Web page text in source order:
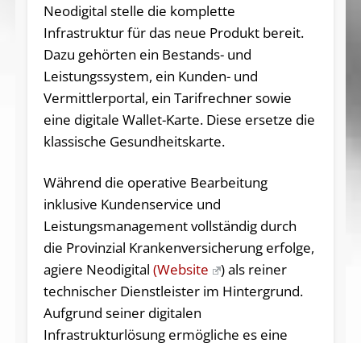
Neodigital stelle die komplette
Infrastruktur für das neue Produkt bereit.
Dazu gehörten ein Bestands- und
Leistungssystem, ein Kunden- und
Vermittlerportal, ein Tarifrechner sowie
eine digitale Wallet-Karte. Diese ersetze die
klassische Gesundheitskarte.
Während die operative Bearbeitung
inklusive Kundenservice und
Leistungsmanagement vollständig durch
die Provinzial Krankenversicherung erfolge,
agiere Neodigital (Website
) als reiner
technischer Dienstleister im Hintergrund.
Aufgrund seiner digitalen
Infrastrukturlösung ermögliche es eine